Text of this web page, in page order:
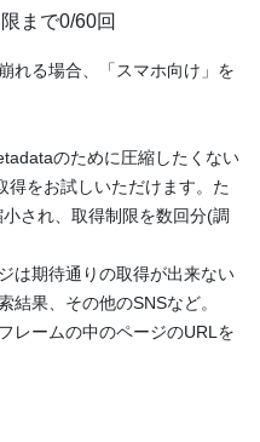
まで0/60回
れる場合、「スマホ向け」を
のために圧縮したくない
得をお試しいただけます。た
され、取得制限を数回分(調
は期待通りの取得が出来ない
結果、その他のSNSなど。
レームの中のページのURLを